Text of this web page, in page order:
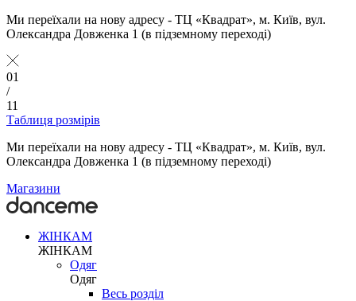
Ми переїхали на нову адресу - ТЦ «Квадрат», м. Київ, вул.
Олександра Довженка 1 (в підземному переході)
01
/
11
Таблиця розмірів
Ми переїхали на нову адресу - ТЦ «Квадрат», м. Київ, вул.
Олександра Довженка 1 (в підземному переході)
Магазини
ЖІНКАМ
ЖІНКАМ
Одяг
Одяг
Весь розділ